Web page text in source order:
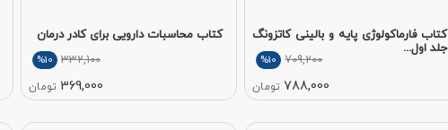
کتاب فارماکولوژی پایه و بالینی کاتزونگ
جلد اول...
709,200
%10
788,000 تومان
کتاب محاسبات دارویی برای کادر درمان
332,100
%10
369,000 تومان